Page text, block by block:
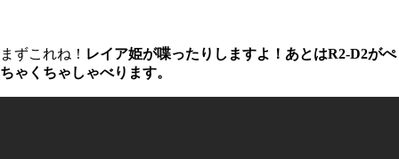
まずこれね！ レイア姫が喋ったりしますよ！あとはR2-D2がぺ
ちゃくちゃしゃべります。